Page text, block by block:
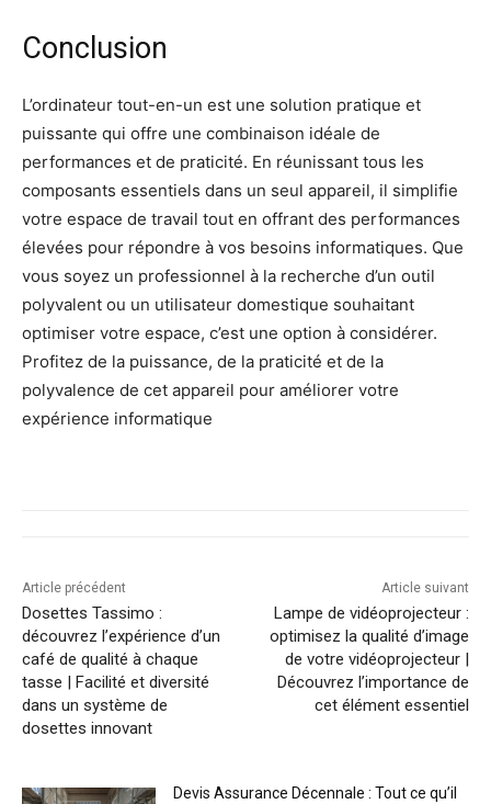
Conclusion
L’ordinateur tout-en-un est une solution pratique et
puissante qui offre une combinaison idéale de
performances et de praticité. En réunissant tous les
composants essentiels dans un seul appareil, il simplifie
votre espace de travail tout en offrant des performances
élevées pour répondre à vos besoins informatiques. Que
vous soyez un professionnel à la recherche d’un outil
polyvalent ou un utilisateur domestique souhaitant
optimiser votre espace, c’est une option à considérer.
Profitez de la puissance, de la praticité et de la
polyvalence de cet appareil pour améliorer votre
expérience informatique
Article précédent
Dosettes Tassimo :
découvrez l’expérience d’un
café de qualité à chaque
tasse | Facilité et diversité
dans un système de
dosettes innovant
Article suivant
Lampe de vidéoprojecteur :
optimisez la qualité d’image
de votre vidéoprojecteur |
Découvrez l’importance de
cet élément essentiel
Devis Assurance Décennale : Tout ce qu’il